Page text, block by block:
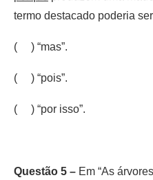
termo destacado poderia
( ) “mas”.
( ) “pois”.
( ) “por isso”.
Questão 5 – Em “As